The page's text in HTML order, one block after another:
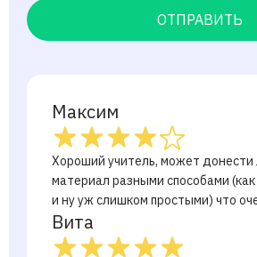
ОТПРАВИТЬ
Максим
Хороший учитель, может
материал разными способами
и ну уж слишком простыми) что
Вита